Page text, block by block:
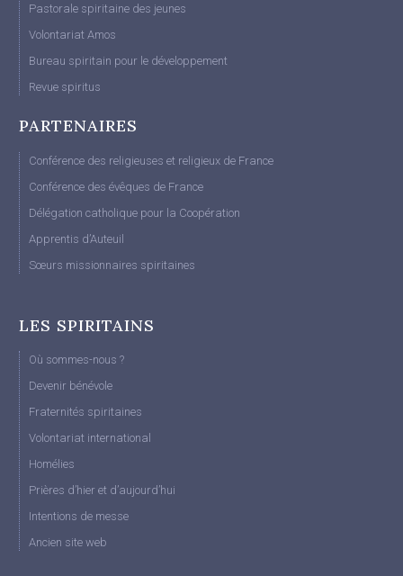
Pastorale spiritaine des jeunes
Volontariat Amos
Bureau spiritain pour le développement
Revue spiritus
PARTENAIRES
Conférence des religieuses et religieux de France
Conférence des évêques de France
Délégation catholique pour la Coopération
Apprentis d’Auteuil
Sœurs missionnaires spiritaines
LES SPIRITAINS
Où sommes-nous ?
Devenir bénévole
Fraternités spiritaines
Volontariat international
Homélies
Prières d’hier et d’aujourd’hui
Intentions de messe
Ancien site web